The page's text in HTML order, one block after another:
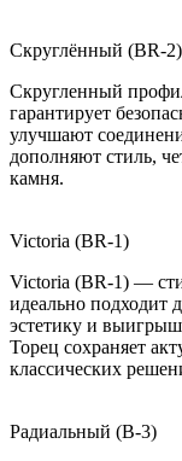
Скруглённый (BR-2)
Скругленный
гарантирует
улучшают
дополняют стиль,
камня.
Victoria (BR-1)
Victoria (BR-1) —
идеально подходит
эстетику и
Торец сохраняет
классических
Радиальный (B-3)